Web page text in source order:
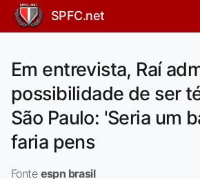
SPFC.net
Em entrevista, Raí
possibilidade de ser
São Paulo: 'Seria um
faria pens
Fonte espn brasil